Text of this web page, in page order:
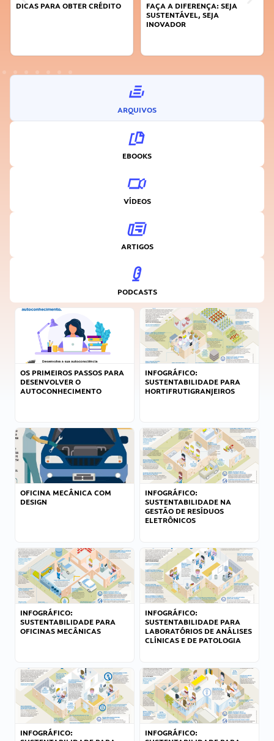
DICAS PARA OBTER CRÉDITO
FAÇA A DIFERENÇA: SEJA
SUSTENTÁVEL, SEJA
INOVADOR
ARQUIVOS
EBOOKS
VÍDEOS
ARTIGOS
PODCASTS
OS PRIMEIROS PASSOS PARA
DESENVOLVER O
AUTOCONHECIMENTO
INFOGRÁFICO:
SUSTENTABILIDADE PARA
HORTIFRUTIGRANJEIROS
OFICINA MECÂNICA COM
DESIGN
INFOGRÁFICO:
SUSTENTABILIDADE NA
GESTÃO DE RESÍDUOS
ELETRÔNICOS
INFOGRÁFICO:
SUSTENTABILIDADE PARA
OFICINAS MECÂNICAS
INFOGRÁFICO:
SUSTENTABILIDADE PARA
LABORATÓRIOS DE ANÁLISES
CLÍNICAS E DE PATOLOGIA
INFOGRÁFICO:
INFOGRÁFICO: